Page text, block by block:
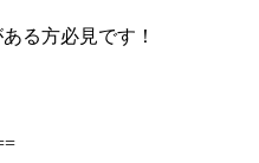
る方必見です！